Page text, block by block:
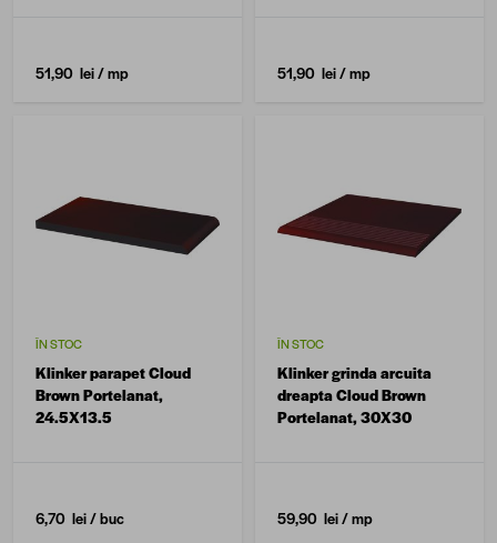
51,90 lei/ mp 51,90 lei/ mp
ÎN STOC
Klinker parapet Cloud
Brown Portelanat,
24.5X13.5
6,70 lei/ buc
ÎN STOC
Klinker grinda arcuita
dreapta Cloud Brown
Portelanat, 30X30
59,90 lei/ mp